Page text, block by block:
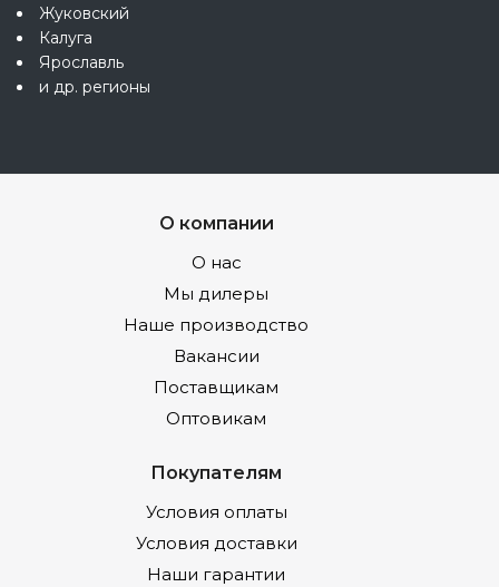
Жуковский
Калуга
Ярославль
и др. регионы
О компании
О нас
Мы дилеры
Наше производство
Вакансии
Поставщикам
Оптовикам
Покупателям
Условия оплаты
Условия доставки
Наши гарантии